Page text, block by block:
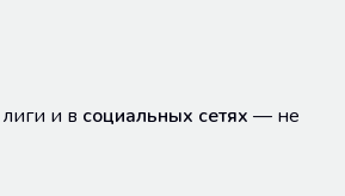
лиги и в социальных сетях — не